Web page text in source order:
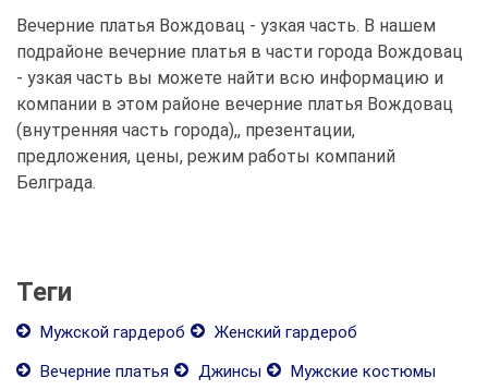
Вечерние платья Вождовац - узкая часть. В нашем
подрайоне вечерние платья в части города Вождовац
- узкая часть вы можете найти всю информацию и
компании в этом районе вечерние платья Вождовац
(внутренняя часть города),, презентации,
предложения, цены, режим работы компаний
Белграда.
Теги
Мужской гардероб
Женский гардероб
Вечерние платья
Джинсы
Мужские костюмы